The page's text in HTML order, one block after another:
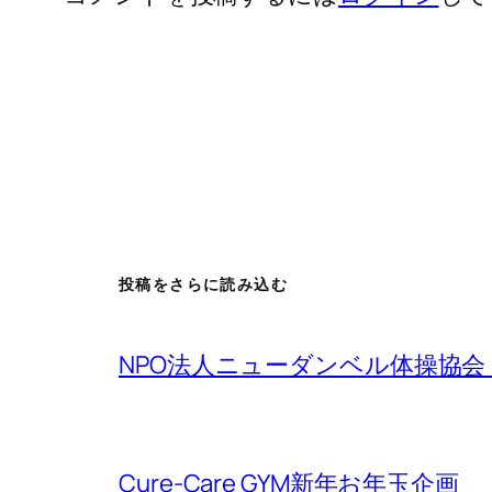
投稿をさらに読み込む
NPO法人ニューダンベル体操協
Cure-Care GYM新年お年玉企画